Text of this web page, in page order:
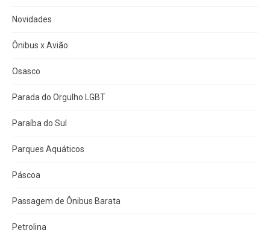
Novidades
Ônibus x Avião
Osasco
Parada do Orgulho LGBT
Paraíba do Sul
Parques Aquáticos
Páscoa
Passagem de Ônibus Barata
Petrolina